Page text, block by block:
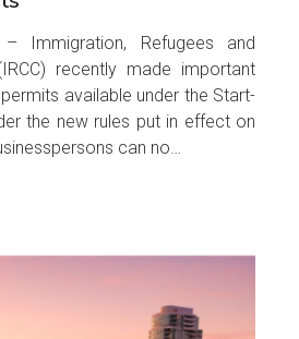
Immigration, Refugees and
recently made important
available under the Start-
the new rules put in effect on
can no…